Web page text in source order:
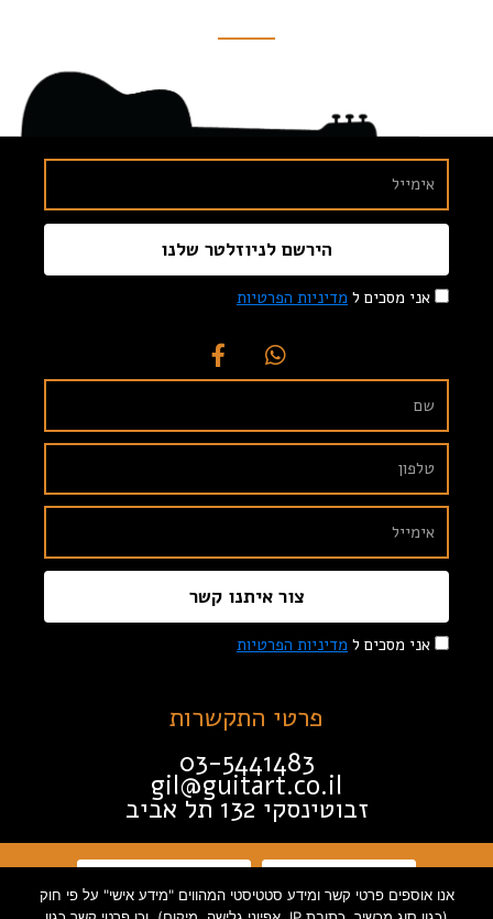
אני מסכים ל מדיניות הפרטיות
הירשם לניוזלטר שלנו
אני מסכים ל מדיניות הפרטיות
צור איתנו קשר
פרטי התקשרות
03-5441483
gil@guitart.co.il
זבוטינסקי 132 תל אביב
הצהרת נגישות
אנו אוספים פרטי קשר ומידע סטטיסטי המהווים "מידע אישי" על פי חוק